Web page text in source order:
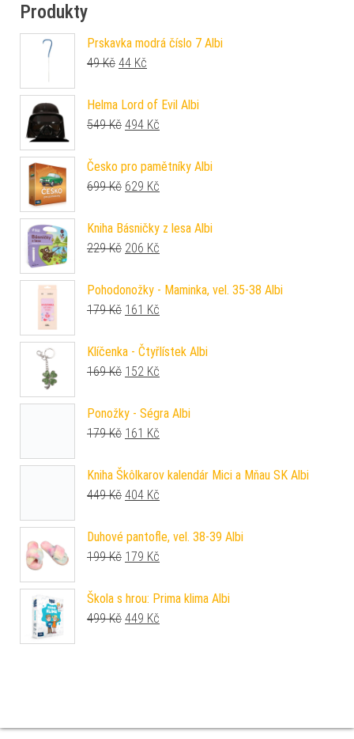
Produkty
Prskavka modrá číslo 7 Albi
49Kč Původní cena byla: 49 Kč.
44 Kč
Helma Lord of Evil Albi
549Kč Původní cena byla: 549 Kč.
494 Kč
Česko pro pamětníky Albi
699Kč Původní cena byla: 699 Kč.
629 Kč
Kniha Básničky z lesa Albi
229Kč Původní cena byla: 229 Kč.
206 Kč
Pohodonožky - Maminka, vel. 35-38 Albi
179Kč Původní cena byla: 179 Kč.
161 Kč
Klíčenka - Čtyřlístek Albi
169Kč Původní cena byla: 169 Kč.
152 Kč
Ponožky - Ségra Albi
179Kč Původní cena byla: 179 Kč.
161 Kč
Kniha Škôlkarov kalendár Mici a Mňau SK Albi
449Kč Původní cena byla: 449 Kč.
404 Kč
Duhové pantofle, vel. 38-39 Albi
199Kč Původní cena byla: 199 Kč.
179 Kč
Škola s hrou: Prima klima Albi
499Kč Původní cena byla: 499 Kč.
449 Kč